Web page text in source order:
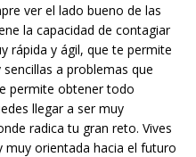
ver el lado bueno de las
la capacidad de contagiar
rápida y ágil, que te permite
a problemas que
permite obtener todo
llegar a ser muy
radica tu gran reto. Vives
muy orientada hacia el futuro